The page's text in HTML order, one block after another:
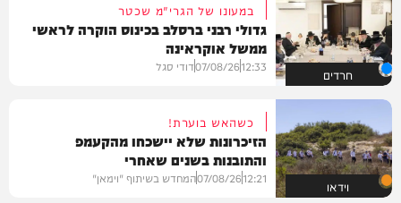
חרדים
במעונו של הגרי"מ שכטר
גדולי רבני ברסלב בכינוס הוקרה לראשי
ממשל אוקראינה
12:33
07/08/26דודי סגל
וידאו
כשהאש בוערת!
הזיכרונות שלא יישכחו מהקעמפ
והתובנות בשנים שאחרי
12:21
07/08/26המחדש בשיתוף "וימאן"